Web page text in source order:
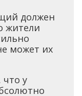
должен
жители
может их
у